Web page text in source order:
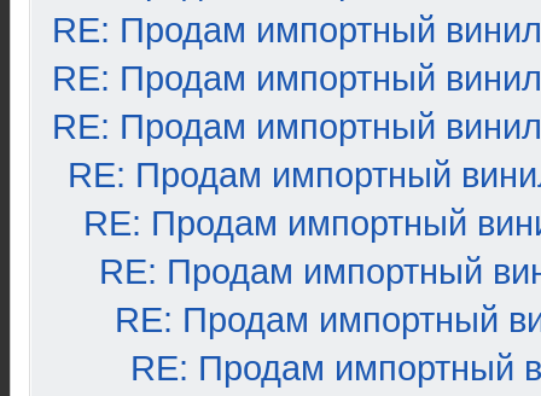
RE: Продам импортный винил
RE: Продам импортный винил
RE: Продам импортный винил
RE: Продам импортный
RE: Продам импортный
RE: Продам импортный
RE: Продам импортный
RE: Продам импортный